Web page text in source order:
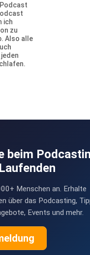
ich
zu
Also alle
beim
Menschen an. Erhalte
über das Podcasting,
Events und mehr.